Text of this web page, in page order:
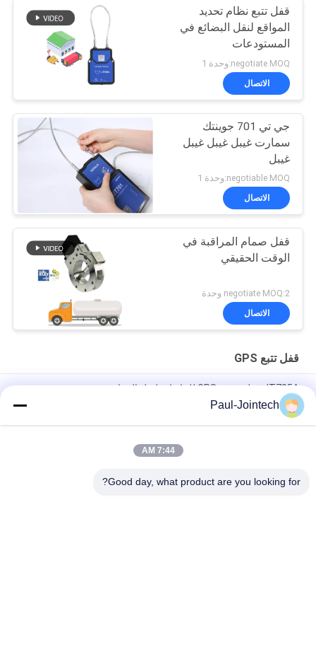
قفل تتبع نظام تحديد
المواقع لنقل البضائع في
المستودعات
negotiate MOQ:وحدة 1
الاتصال
جي تي 701 جوينتك
سمارت غيبل غيبل غيبل
غيبل
negotiable MOQ:وحدة 1
الاتصال
قفل صمام المراقبة في
الوقت الحقيقي
negotiate MOQ:2 وحدة
الاتصال
قفل تتبع GPS
JT705A قفل تعقب GPS للحاويات لنقل البضائع مع فتح عن بعد
بعد
جوينتك JT709A حاوية GPS تعقب القفل المقفل ضد الماء شاحنة فان
Paul-Jointech
7:44 AM
Good day, what product are you looking for?